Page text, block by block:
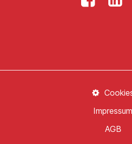
AGB
Impressum